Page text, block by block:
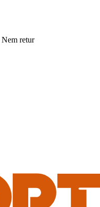
Nem retur